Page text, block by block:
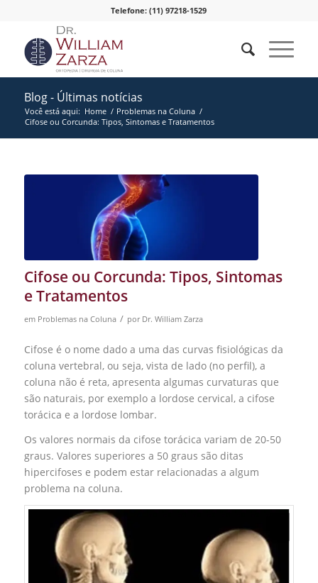
Telefone: (11) 97218-1529
Blog - Últimas notícias
Você está aqui: Home / Problemas na Coluna /
Cifose ou Corcunda: Tipos, Sintomas e Tratamentos
Cifose ou Corcunda: Tipos, Sintomas
e Tratamentos
em Problemas na Coluna / por Dr. William Zarza
Cifose é o nome dado a uma das curvas fisiológicas da
coluna vertebral, ou seja, vista de lado (no perfil), a
coluna não é reta, apresenta algumas curvaturas que
são naturais, por exemplo a lordose cervical, a cifose
torácica e a lordose lombar.
Os valores normais da cifose torácica variam de 20-50
graus. Valores superiores a 50 graus são ditas
hipercifoses e podem estar relacionadas a algum
problema na coluna.